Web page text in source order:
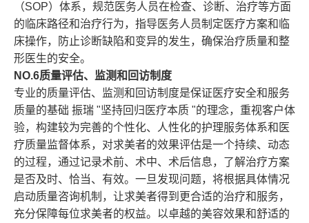
（SOP）体系，规范医务人员在检查、诊断、治疗等方面
的临床路径和治疗行为，指导医务人员制定医疗方案和临
床操作，防止诊断缺陷和变异的发生，确保治疗质量和整
形医生的安全。
NO.6质量评估、监测和回访制度
专业的质量评估、监测和回访制度是保证医疗安全和服务
质量的基础 振瑞 "坚持回归医疗本质 "的理念，重视客户体
验，构建较为完善的个性化、人性化的护理服务体系和医
疗质量监督体系，对求美者的效果评估是一个持续、动态
的过程，通过记录术前、术中、术后信息，了解治疗方案
是否及时、恰当、有效。一旦发现问题，将根据具体情况
启动质量咨询机制，让求美者得到更合适的治疗和服务，
充分保障每位求美者的权益。以卓越的美容效果和舒适的